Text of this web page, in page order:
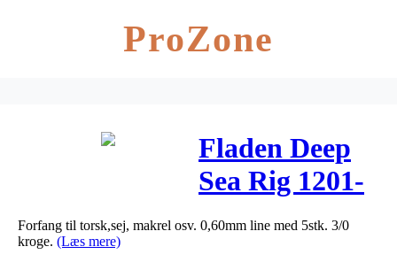
ProZone
Fladen Deep
Sea Rig 1201-
3-0
Forfang til torsk,sej, makrel osv. 0,60mm line med 5stk. 3/0
kroge. (Læs mere)